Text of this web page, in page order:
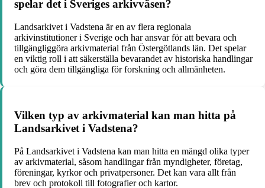
spelar det i Sveriges arkivväsen?
Landsarkivet i Vadstena är en av flera regionala
arkivinstitutioner i Sverige och har ansvar för att bevara och
tillgängliggöra arkivmaterial från Östergötlands län. Det spelar
en viktig roll i att säkerställa bevarandet av historiska handlingar
och göra dem tillgängliga för forskning och allmänheten.
Vilken typ av arkivmaterial kan man hitta på
Landsarkivet i Vadstena?
På Landsarkivet i Vadstena kan man hitta en mängd olika typer
av arkivmaterial, såsom handlingar från myndigheter, företag,
föreningar, kyrkor och privatpersoner. Det kan vara allt från
brev och protokoll till fotografier och kartor.